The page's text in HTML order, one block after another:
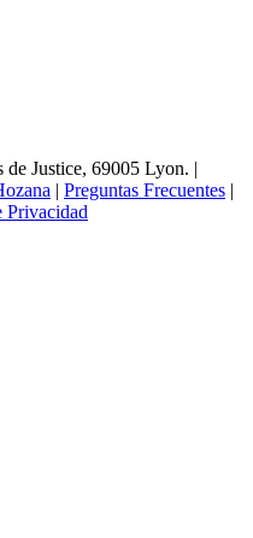
de Justice, 69005 Lyon.
Preguntas Frecuentes
Privacidad